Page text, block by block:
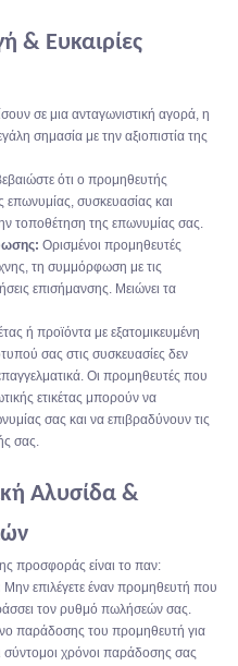
& Ευκαιρίες
σε μια ανταγωνιστική αγορά, η
σημασία με την αξιοπιστία της
ότι ο προμηθευτής
συσκευασίας και
τοποθέτηση της επωνυμίας σας.
Ορισμένοι προμηθευτές
τη συμμόρφωση με τις
επισήμανσης. Μειώνει τα
ή προϊόντα με εξατομικευμένη
σας στις συσκευασίες δεν
Οι προμηθευτές που
ετικέτας μπορούν να
σας και να επιβραδύνουν τις
σας.
Αλυσίδα &
προσφοράς είναι το παν:
Μην επιλέγετε έναν προμηθευτή που
τον ρυθμό πωλήσεών σας.
παράδοσης του προμηθευτή για
χρόνοι παράδοσης σας